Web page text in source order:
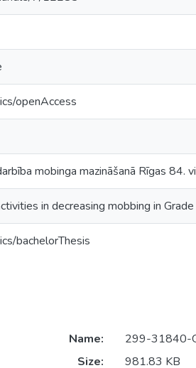
openAccess
mobinga mazināšanā Rīgas 84.
in decreasing mobbing in
bachelorThesis
Name:
299-31840-
Size:
981.83 KB